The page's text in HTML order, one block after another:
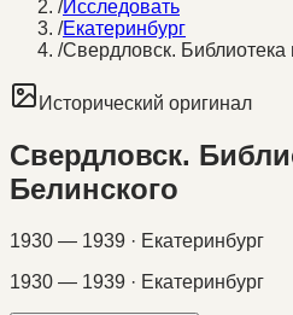
/Исследовать
/Екатеринбург
/Свердловск. Библиотека
Исторический оригинал
Свердловск.
Белинского
1930 — 1939 · Екатеринбург
1930 — 1939 · Екатеринбург